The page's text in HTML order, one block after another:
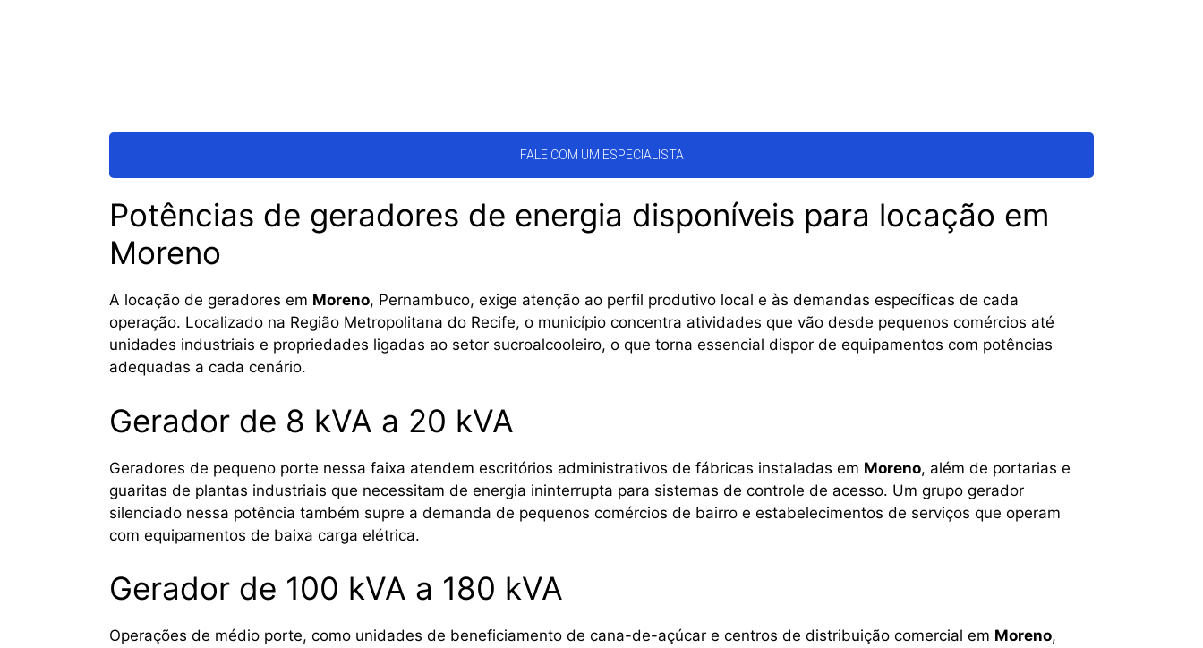
FALE COM UM ESPECIALISTA
Potências de geradores de energia disponíveis para locação em
Moreno
A locação de geradores em Moreno, Pernambuco, exige atenção ao perfil produtivo local e às demandas específicas de cada
operação. Localizado na Região Metropolitana do Recife, o município concentra atividades que vão desde pequenos comércios até
unidades industriais e propriedades ligadas ao setor sucroalcooleiro, o que torna essencial dispor de equipamentos com potências
adequadas a cada cenário.
Gerador de 8 kVA a 20 kVA
Geradores de pequeno porte nessa faixa atendem escritórios administrativos de fábricas instaladas em Moreno, além de portarias e
guaritas de plantas industriais que necessitam de energia ininterrupta para sistemas de controle de acesso. Um grupo gerador
silenciado nessa potência também supre a demanda de pequenos comércios de bairro e estabelecimentos de serviços que operam
com equipamentos de baixa carga elétrica.
Gerador de 100 kVA a 180 kVA
Operações de médio porte, como unidades de beneficiamento de cana-de-açúcar e centros de distribuição comercial em Moreno,